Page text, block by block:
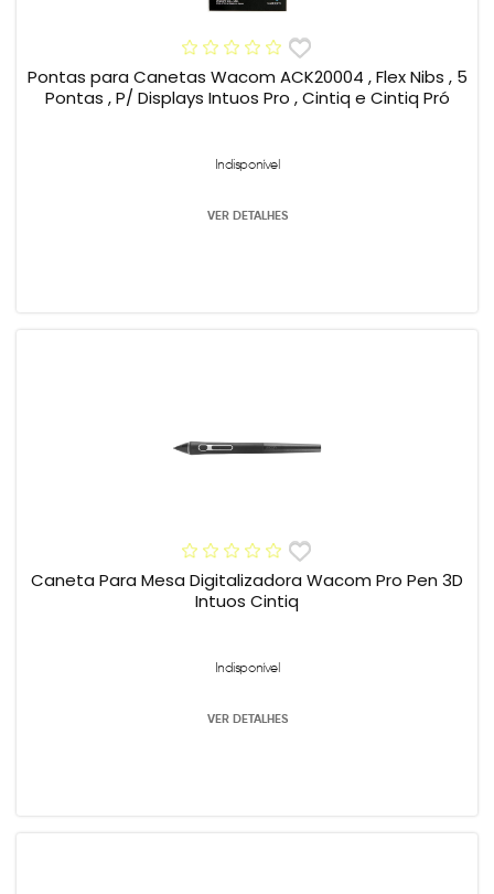
Pontas para Canetas Wacom ACK20004 , Flex Nibs , 5
Pontas , P/ Displays Intuos Pro , Cintiq e Cintiq Pró
Indisponível
VER DETALHES
Caneta Para Mesa Digitalizadora Wacom Pro Pen 3D
Intuos Cintiq
Indisponível
VER DETALHES